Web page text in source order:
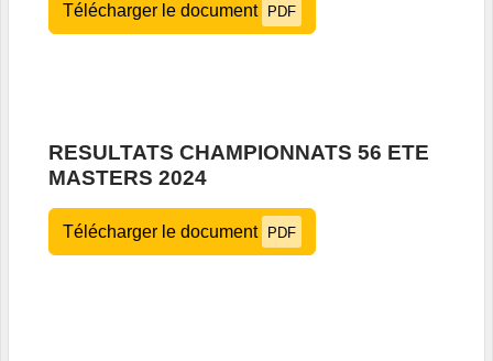
Télécharger le document PDF
RESULTATS CHAMPIONNATS 56 ETE
MASTERS 2024
Télécharger le document PDF